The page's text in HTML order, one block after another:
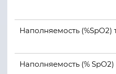
Наполняемость
Наполняемость (%